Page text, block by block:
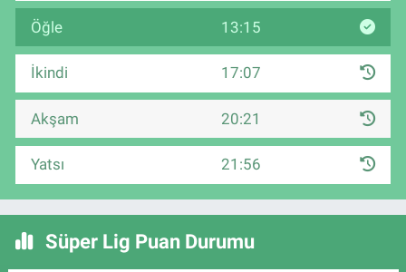
Öğle 13:15
İkindi 17:07
Akşam 20:21
Yatsı 21:56
Süper Lig Puan Durumu